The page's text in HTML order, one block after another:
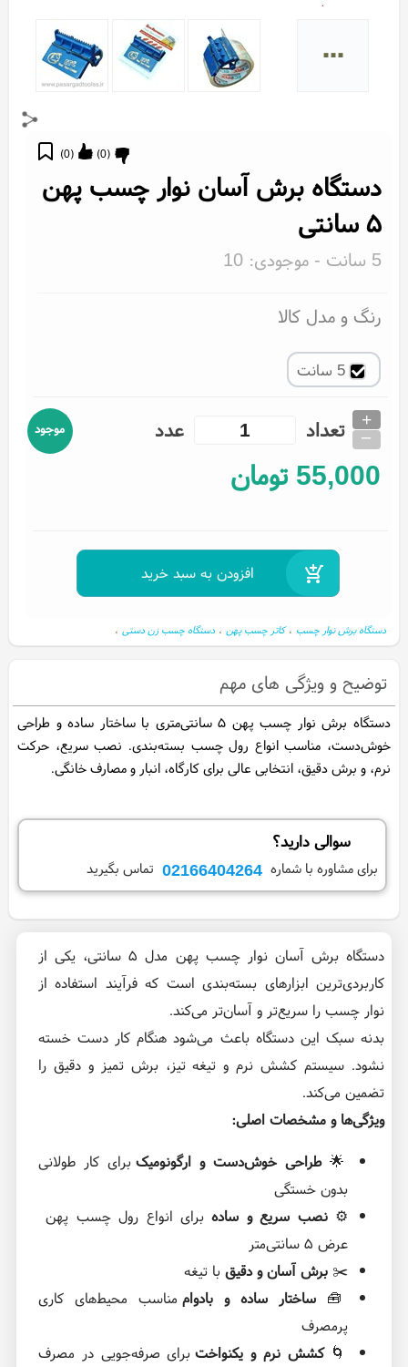
...
(
0
) (
0
)
دستگاه برش آسان نوار چسب پهن
۵ سانتی
5 سانت - موجودی:10
رنگ و مدل کالا
5 سانت
تعداد +
_ عدد موجود
55,000 تومان
دستگاه برش نوار چسب ،کاتر چسب پهن ، دستگاه چسب زن دستی ،
Tape Dispenser 5cm
توضیح و ویژگی های مهم
دستگاه برش نوار چسب پهن ۵ سانتی‌متری با ساختار ساده و طراحی
خوش‌دست، مناسب انواع رول چسب بسته‌بندی. نصب سریع، حرکت
نرم، و برش دقیق، انتخابی عالی برای کارگاه، انبار و مصارف خانگی.
سوالی دارید؟
برای مشاوره با شماره 02166404264 تماس بگیرید
دستگاه برش آسان نوار چسب پهن مدل ۵ سانتی، یکی از
کاربردی‌ترین ابزارهای بسته‌بندی است که فرآیند استفاده از
نوار چسب را سریع‌تر و آسان‌تر می‌کند.
بدنه سبک این دستگاه باعث می‌شود هنگام کار دست خسته
نشود. سیستم کشش نرم و تیغه تیز، برش تمیز و دقیق را
تضمین می‌کند.
ویژگی‌ها و مشخصات اصلی:
🌟طراحی خوش‌دست و ارگونومیک برای کار طولانی
بدون خستگی
⚙️نصب سریع و سادهبرای انواع رول چسب پهن
عرض ۵ سانتی‌متر
✂️ برش آسان و دقیق با تیغه
🧰 ساختار ساده و بادوام مناسب محیط‌های کاری
پرمصرف
🌀کشش نرم و یکنواختبرای صرفه‌جویی در مصرف